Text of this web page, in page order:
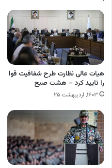
هیات عالی نظارت طرح شفافیت قوا
را تایید کرد – هشت صبح
۱۴۰۳, اردیبهشت ۲۵